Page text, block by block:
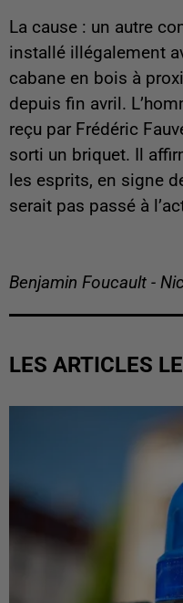
La cause : un autre
installé illégalement
cabane en bois à
depuis fin avril.
reçu par Frédéric
sorti un briquet. Il
les esprits, en signe
serait pas passé à
Benjamin Foucault -
LES ARTICLES